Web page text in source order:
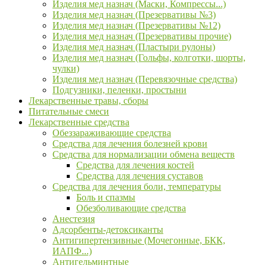
Изделия мед назнач (Маски, Компрессы...)
Изделия мед назнач (Презервативы №3)
Изделия мед назнач (Презервативы №12)
Изделия мед назнач (Презервативы прочие)
Изделия мед назнач (Пластыри рулоны)
Изделия мед назнач (Гольфы, колготки, шорты,
чулки)
Изделия мед назнач (Перевязочные средства)
Подгузники, пеленки, простыни
Лекарственные травы, сборы
Питательные смеси
Лекарственные средства
Обеззараживающие средства
Средства для лечения болезней крови
Средства для нормализации обмена веществ
Средства для лечения костей
Средства для лечения суставов
Средства для лечения боли, температуры
Боль и спазмы
Обезболивающие средства
Анестезия
Адсорбенты-детоксиканты
Антигипертензивные (Мочегонные, БКК,
ИАПФ...)
Антигельминтные